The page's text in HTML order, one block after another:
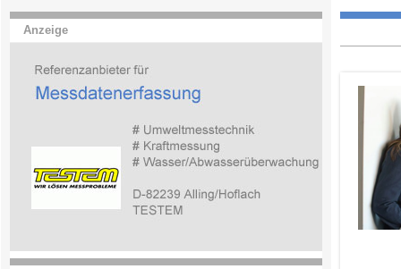
Anzeige